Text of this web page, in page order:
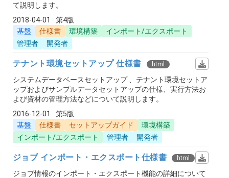
て説明します。
2018-04-01
第4版
基盤
仕様書 環境構築
インポート/エクスポート
管理者
開発者
テナント環境セットアップ 仕様書 html
システムデータベースセットアップ 、テナント環境セットア
ップおよびサンプルデータセットアップの仕様、実行方法お
よび資材の管理方法などについて説明します。
2016-12-01
第5版
基盤
仕様書 セットアップガイド
環境構築
インポート/エクスポート
管理者 開発者
ジョブ インポート・エクスポート仕様書 html
ジョブ情報のインポート・エクスポート機能の詳細について